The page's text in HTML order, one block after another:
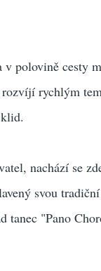
polovině cesty
rychlým
nachází se
svou
tanec "Pano